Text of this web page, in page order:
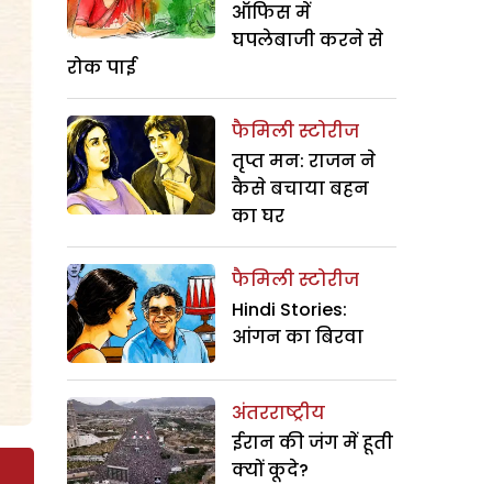
ऑफिस में
घपलेबाजी करने से
रोक पाई
फैमिली स्टोरीज
तृप्त मन: राजन ने
कैसे बचाया बहन
का घर
फैमिली स्टोरीज
Hindi Stories:
आंगन का बिरवा
अंतरराष्ट्रीय
ईरान की जंग में हूती
क्यों कूदे?